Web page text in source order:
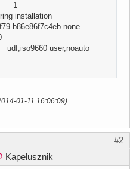
0 1
installation
af79-b86e86f7c4eb none
user,noauto
01-11 16:06:09)
#2
Kapelusznik